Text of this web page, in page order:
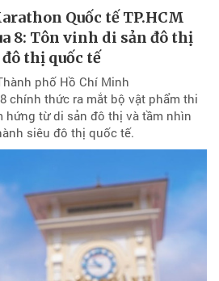
Quốc tế TP.HCM
8: Tôn vinh di sản đô thị
thị quốc tế
phố Hồ Chí Minh
chính thức ra mắt bộ vật phẩm thi
hứng từ di sản đô thị và tầm nhìn
siêu đô thị quốc tế.